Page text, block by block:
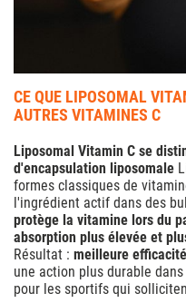
CE QUE LIPOSOMAL
AUTRES VITAMINES C
Liposomal Vitamin C se
d'encapsulation liposomale
formes classiques de
l'ingrédient actif dans des
protège la vitamine lors du
absorption plus élevée et
Résultat : meilleure
une action plus durable dans
pour les sportifs qui